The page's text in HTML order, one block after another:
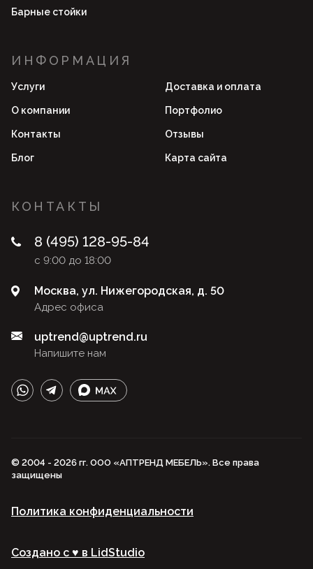
Барные стойки
ИНФОРМАЦИЯ
Услуги Доставка и оплата
О компании Портфолио
Контакты Отзывы
Блог Карта сайта
КОНТАКТЫ
8 (495) 128-95-84
с 9:00 до 18:00
Адрес офиса
Москва, ул. Нижегородская, д. 50
Напишите нам
uptrend@uptrend.ru
© 2004 - 2026 гг. ООО «АПТРЕНД МЕБЕЛЬ». Все права
защищены
Политика конфиденциальности
Создано с ♥️ в LidStudio